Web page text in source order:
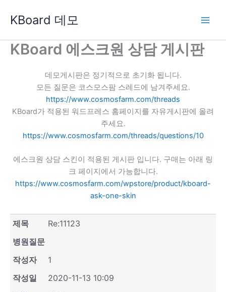
로
KBoard 데모
KBoard 에스크원 상담 게시판
데모게시판은 정기적으로 초기화 됩니다.
모든 질문은 코스모스팜 스레드에 남겨주세요.
https://www.cosmosfarm.com/threads
KBoard가 적용된 워드프레스 홈페이지를 자유게시판에 올려
주세요.
https://www.cosmosfarm.com/threads/questions/10
에스크원 상담 스킨이 적용된 게시판 입니다. 구매는 아래 링
크 페이지에서 가능합니다.
https://www.cosmosfarm.com/wpstore/product/kboard-
ask-one-skin
제목
Re:11123
병원질문
작성자
1
작성일
2020-11-13 10:09